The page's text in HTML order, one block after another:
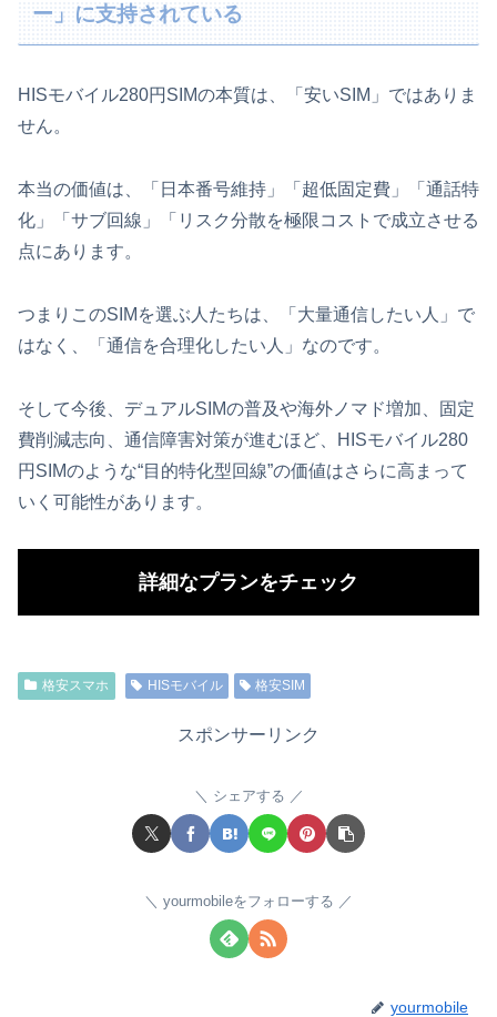
ー」に支持されている
HISモバイル280円SIMの本質は、「安いSIM」ではありま
せん。
本当の価値は、「日本番号維持」「超低固定費」「通話特
化」「サブ回線」「リスク分散を極限コストで成立させる
点にあります。
つまりこのSIMを選ぶ人たちは、「大量通信したい人」で
はなく、「通信を合理化したい人」なのです。
そして今後、デュアルSIMの普及や海外ノマド増加、固定
費削減志向、通信障害対策が進むほど、HISモバイル280
円SIMのような“目的特化型回線”の価値はさらに高まって
いく可能性があります。
詳細なプランをチェック
格安スマホ HISモバイル 格安SIM
スポンサーリンク
シェアする
yourmobileをフォローする
yourmobile